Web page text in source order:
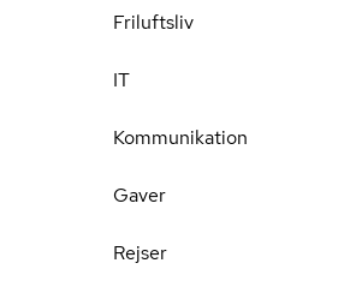
Friluftsliv
IT
Kommunikation
Gaver
Rejser